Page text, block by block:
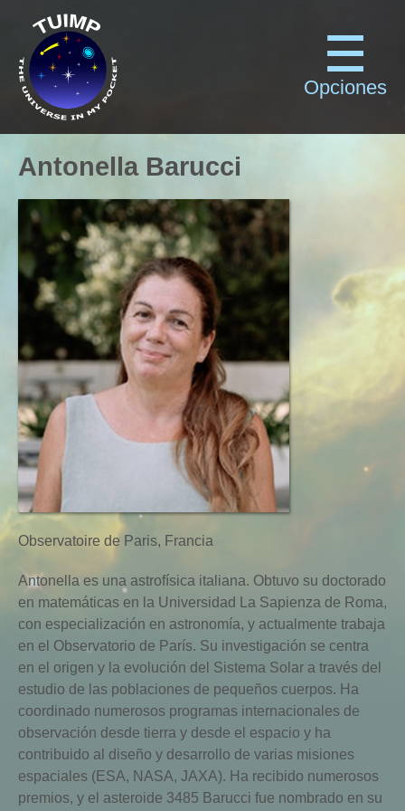
Opciones
Antonella Barucci
Observatoire de Paris, Francia
Antonella es una astrofísica italiana. Obtuvo su doctorado
en matemáticas en la Universidad La Sapienza de Roma,
con especialización en astronomía, y actualmente trabaja
en el Observatorio de París. Su investigación se centra
en el origen y la evolución del Sistema Solar a través del
estudio de las poblaciones de pequeños cuerpos. Ha
coordinado numerosos programas internacionales de
observación desde tierra y desde el espacio y ha
contribuido al diseño y desarrollo de varias misiones
espaciales (ESA, NASA, JAXA). Ha recibido numerosos
premios, y el asteroide 3485 Barucci fue nombrado en su